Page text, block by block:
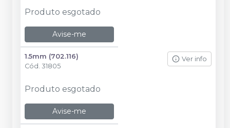
Produto esgotado
Avise-me
1.5mm (702.116)
Cód. 31805
Ver info
Produto esgotado
Avise-me